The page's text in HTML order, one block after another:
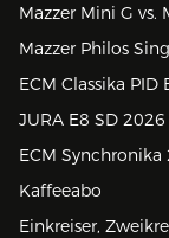
Mazzer Mini G vs.
Mazzer Philos
ECM Classika PID
JURA E8 SD
ECM Synchronika
Kaffeeabo
Einkreiser,